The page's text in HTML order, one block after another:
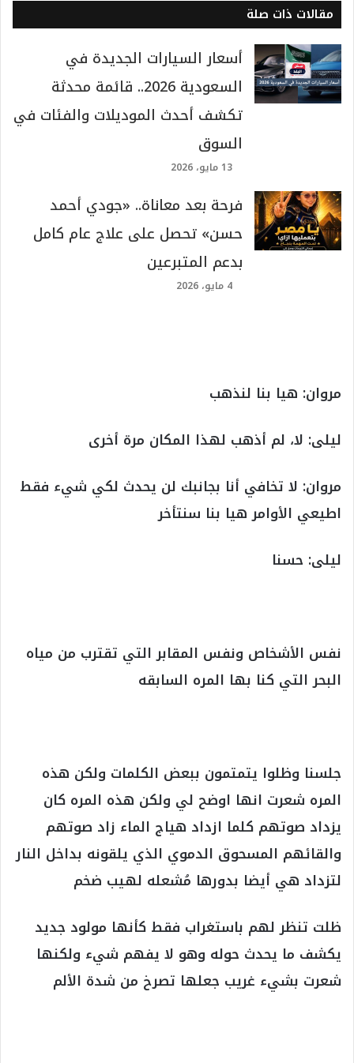
مقالات ذات صلة
أسعار السيارات الجديدة في
السعودية 2026.. قائمة محدثة
تكشف أحدث الموديلات والفئات في
السوق
13 مايو، 2026
فرحة بعد معاناة.. «جودي أحمد
حسن» تحصل على علاج عام كامل
بدعم المتبرعين
4 مايو، 2026
مروان: هيا بنا لنذهب
ليلى: لا، لم أذهب لهذا المكان مرة أخرى
مروان: لا تخافي أنا بجانبك لن يحدث لكي شيء فقط
اطيعي الأوامر هيا بنا سنتأخر
ليلى: حسنا
نفس الأشخاص ونفس المقابر التي تقترب من مياه
البحر التي كنا بها المره السابقه
جلسنا وظلوا يتمتمون ببعض الكلمات ولكن هذه
المره شعرت انها اوضح لي ولكن هذه المره كان
يزداد صوتهم كلما ازداد هياج الماء زاد صوتهم
والقائهم المسحوق الدموي الذي يلقونه بداخل النار
لتزداد هي أيضا بدورها مُشعله لهيب ضخم
ظلت تنظر لهم باستغراب فقط كأنها مولود جديد
يكشف ما يحدث حوله وهو لا يفهم شيء ولكنها
شعرت بشيء غريب جعلها تصرخ من شدة الألم